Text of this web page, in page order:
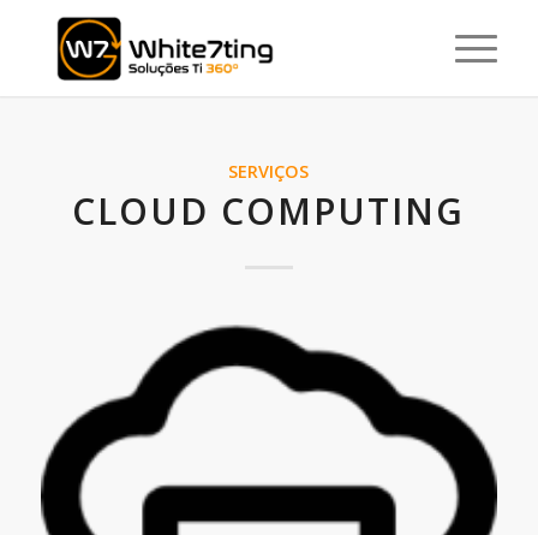
SERVIÇOS
CLOUD COMPUTING